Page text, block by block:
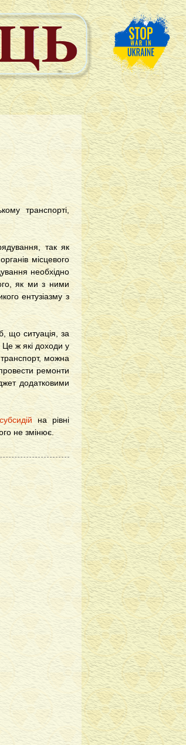
транспорті,
так як
місцевого
необхідно
як ми з ними
ентузіазму з
що ситуація, за
Це ж які доходи у
можна
ремонти
додатковими
на рівні
не змінює.